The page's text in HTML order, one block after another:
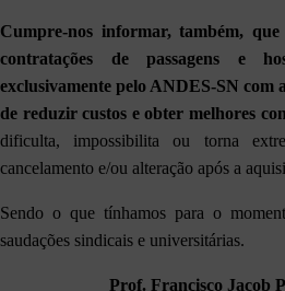
Cumpre-nos informar, também,
contratações de passagens e
exclusivamente pelo ANDES-SN com
de reduzir custos e obter melhores
dificulta, impossibilita ou torna
cancelamento e/ou alteração após a
Sendo o que tínhamos para o
saudações sindicais e universitárias.
Prof. Francisco Jacob